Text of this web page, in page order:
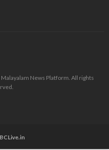
News Platform. All rights